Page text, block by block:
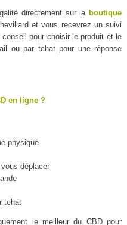
directement sur la boutique
et vous recevrez un suivi
pour choisir le produit et le
ou par tchat pour une réponse
en ligne ?
physique
déplacer
tchat
le meilleur du CBD pour